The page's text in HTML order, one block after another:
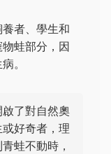
者、學生和
蛙部分，因
。
了對自然奧
好奇者，理
蛙不動時，